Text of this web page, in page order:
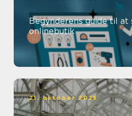
Begynderens guide til at
onlinebutik
21. oktober 2025